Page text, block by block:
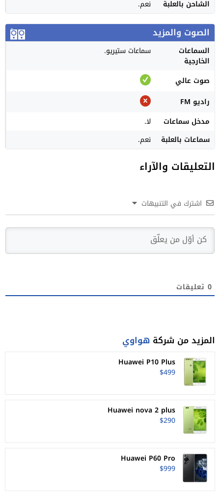
الشاحن بالعلبة
نعم.
الصوت والمزيد
السماعات
الخارجية
سماعات ستيريو.
صوت عالي
راديو FM
مدخل سماعات
لا.
سماعات بالعلبة
نعم.
التعليقات والآراء
اشترك في التنبيهات
0 تعليقات
المزيد من شركة هواوي
Huawei P10 Plus
$499
Huawei nova 2 plus
$290
Huawei P60 Pro
$999